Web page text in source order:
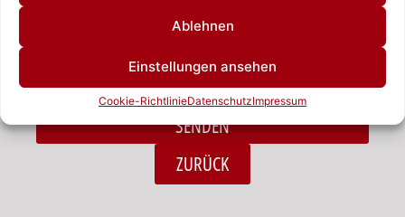
Ablehnen
Einstellungen ansehen
Cookie-RichtlinieDatenschutzImpressum
Ich habe die Datenschutzerklärung zur Kenntnis
genommen.*
SENDEN
ZURÜCK